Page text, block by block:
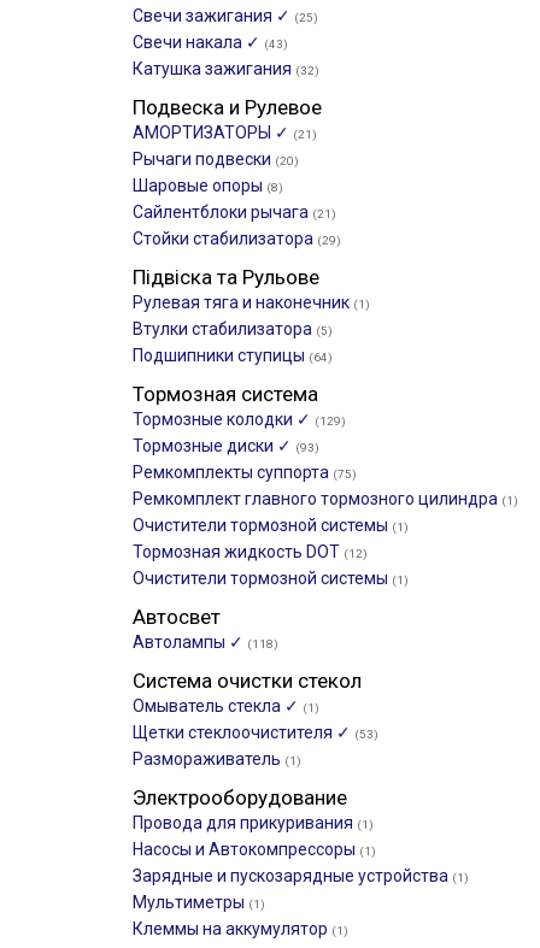
Свечи зажигания ✓ (25)
Свечи накала ✓ (43)
Катушка зажигания (32)
Подвеска и Рулевое
АМОРТИЗАТОРЫ ✓ (21)
Рычаги подвески (20)
Шаровые опоры (8)
Сайлентблоки рычага (21)
Стойки стабилизатора (29)
Підвіска та Рульове
Рулевая тяга и наконечник (1)
Втулки стабилизатора (5)
Подшипники ступицы (64)
Тормозная система
Тормозные колодки ✓ (129)
Тормозные диски ✓ (93)
Ремкомплекты суппорта (75)
Ремкомплект главного тормозного цилиндра (1)
Очистители тормозной системы (1)
Тормозная жидкость DOT (12)
Очистители тормозной системы (1)
Автосвет
Автолампы ✓ (118)
Система очистки стекол
Омыватель стекла ✓ (1)
Щетки стеклоочистителя ✓ (53)
Размораживатель (1)
Электрооборудование
Провода для прикуривания (1)
Насосы и Автокомпрессоры (1)
Зарядные и пускозарядные устройства (1)
Мультиметры (1)
Клеммы на аккумулятор (1)